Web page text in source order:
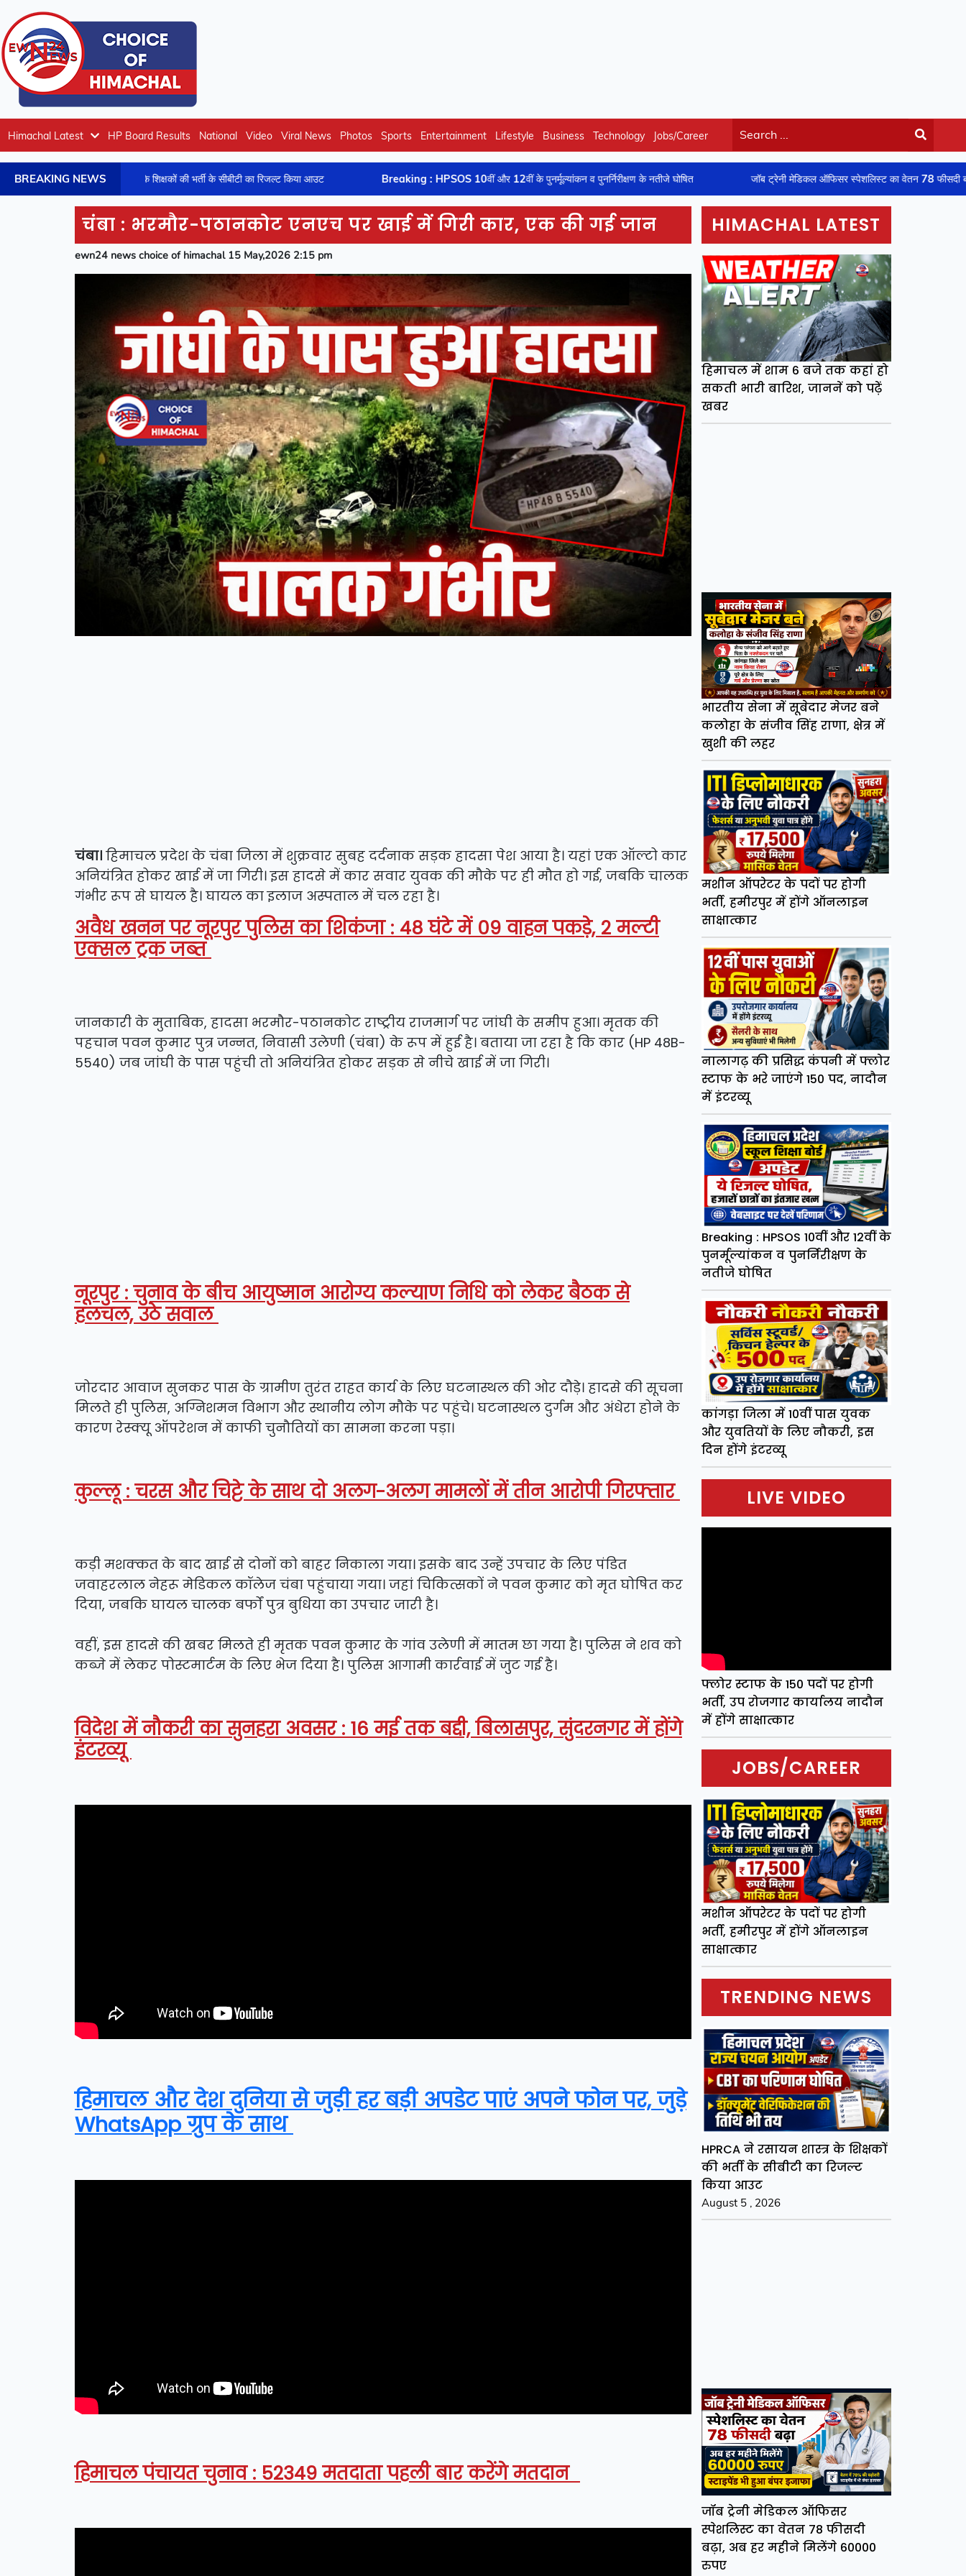
Himachal Latest HP Board Results National Video Viral News Photos Sports Entertainment Lifestyle Business Technology Jobs/Career
BREAKING NEWS
ने रसायन शास्त्र के शिक्षकों की भर्ती के सीबीटी का रिजल्ट किया आउट Breaking : HPSOS 10वीं और 12वीं के पुनर्मूल्यांकन व पुनर्निरीक्षण के नतीजे घोषित जॉब ट्रेनी मेडिकल ऑफिसर स्पेशलिस्ट का वेतन 78 फीसदी बढ़ा, अब हर
चंबा : भरमौर-पठानकोट एनएच पर खाई में गिरी कार, एक की गई जान
ewn24 news choice of himachal 15 May,2026 2:15 pm
चंबा। हिमाचल प्रदेश के चंबा जिला में शुक्रवार सुबह दर्दनाक सड़क हादसा पेश आया है। यहां एक ऑल्टो कार
अनियंत्रित होकर खाई में जा गिरी। इस हादसे में कार सवार युवक की मौके पर ही मौत हो गई, जबकि चालक
गंभीर रूप से घायल है। घायल का इलाज अस्पताल में चल रहा है।
अवैध खनन पर नूरपुर पुलिस का शिकंजा : 48 घंटे में 09 वाहन पकड़े, 2 मल्टी
एक्सल ट्रक जब्त
जानकारी के मुताबिक, हादसा भरमौर-पठानकोट राष्ट्रीय राजमार्ग पर जांघी के समीप हुआ। मृतक की
पहचान पवन कुमार पुत्र जन्नत, निवासी उलेणी (चंबा) के रूप में हुई है। बताया जा रहा है कि कार (HP 48B-
5540) जब जांघी के पास पहुंची तो अनियंत्रित होकर सड़क से नीचे खाई में जा गिरी।
नूरपुर : चुनाव के बीच आयुष्मान आरोग्य कल्याण निधि को लेकर बैठक से
हलचल, उठे सवाल
जोरदार आवाज सुनकर पास के ग्रामीण तुरंत राहत कार्य के लिए घटनास्थल की ओर दौड़े। हादसे की सूचना
मिलते ही पुलिस, अग्निशमन विभाग और स्थानीय लोग मौके पर पहुंचे। घटनास्थल दुर्गम और अंधेरा होने के
कारण रेस्क्यू ऑपरेशन में काफी चुनौतियों का सामना करना पड़ा।
कुल्लू : चरस और चिट्टे के साथ दो अलग-अलग मामलों में तीन आरोपी गिरफ्तार
कड़ी मशक्कत के बाद खाई से दोनों को बाहर निकाला गया। इसके बाद उन्हें उपचार के लिए पंडित
जवाहरलाल नेहरू मेडिकल कॉलेज चंबा पहुंचाया गया। जहां चिकित्सकों ने पवन कुमार को मृत घोषित कर
दिया, जबकि घायल चालक बर्फों पुत्र बुधिया का उपचार जारी है।
वहीं, इस हादसे की खबर मिलते ही मृतक पवन कुमार के गांव उलेणी में मातम छा गया है। पुलिस ने शव को
कब्जे में लेकर पोस्टमार्टम के लिए भेज दिया है। पुलिस आगामी कार्रवाई में जुट गई है।
विदेश में नौकरी का सुनहरा अवसर : 16 मई तक बद्दी, बिलासपुर, सुंदरनगर में होंगे
इंटरव्यू
हिमाचल और देश दुनिया से जुड़ी हर बड़ी अपडेट पाएं अपने फोन पर, जुड़े
WhatsApp ग्रुप के साथ
हिमाचल पंचायत चुनाव : 52349 मतदाता पहली बार करेंगे मतदान
HIMACHAL LATEST
हिमाचल में शाम 6 बजे तक कहां हो
सकती भारी बारिश, जाननें को पढ़ें
खबर
भारतीय सेना में सूबेदार मेजर बने
कलोहा के संजीव सिंह राणा, क्षेत्र में
खुशी की लहर
मशीन ऑपरेटर के पदों पर होगी
भर्ती, हमीरपुर में होंगे ऑनलाइन
साक्षात्कार
नालागढ़ की प्रसिद्ध कंपनी में फ्लोर
स्टाफ के भरे जाएंगे 150 पद, नादौन
में इंटरव्यू
Breaking : HPSOS 10वीं और 12वीं के
पुनर्मूल्यांकन व पुनर्निरीक्षण के
नतीजे घोषित
कांगड़ा जिला में 10वीं पास युवक
और युवतियों के लिए नौकरी, इस
दिन होंगे इंटरव्यू
LIVE VIDEO
फ्लोर स्टाफ के 150 पदों पर होगी
भर्ती, उप रोजगार कार्यालय नादौन
में होंगे साक्षात्कार
JOBS/CAREER
मशीन ऑपरेटर के पदों पर होगी
भर्ती, हमीरपुर में होंगे ऑनलाइन
साक्षात्कार
TRENDING NEWS
HPRCA ने रसायन शास्त्र के शिक्षकों
की भर्ती के सीबीटी का रिजल्ट
किया आउट
August 5 , 2026
जॉब ट्रेनी मेडिकल ऑफिसर
स्पेशलिस्ट का वेतन 78 फीसदी
बढ़ा, अब हर महीने मिलेंगे 60000
रुपए